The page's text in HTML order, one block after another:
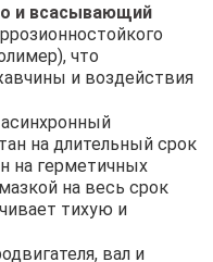
и всасывающий
что
и воздействия
на длительный срок
на герметичных
на весь срок
тихую и
вал и